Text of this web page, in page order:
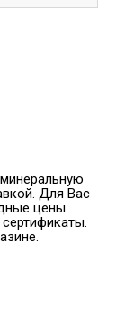
Для Вас
цены.